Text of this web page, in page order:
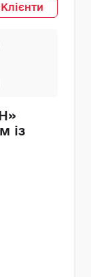
Клієнти
із